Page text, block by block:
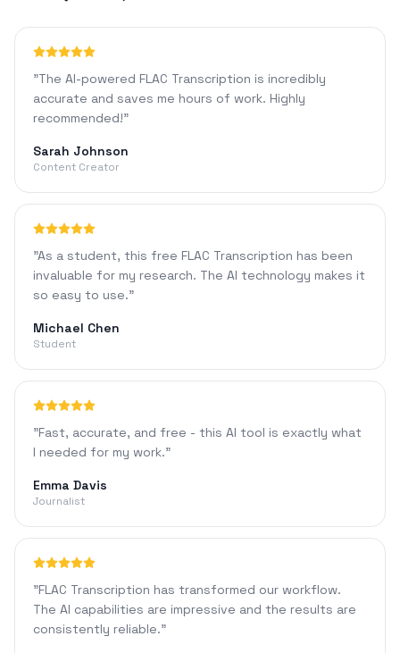
"The AI-powered FLAC Transcription is incredibly
accurate and saves me hours of work. Highly
recommended!"
Sarah Johnson
Content Creator
"As a student, this free FLAC Transcription has been
invaluable for my research. The AI technology makes it
so easy to use."
Michael Chen
Student
"Fast, accurate, and free - this AI tool is exactly what
I needed for my work."
Emma Davis
Journalist
"FLAC Transcription has transformed our workflow.
The AI capabilities are impressive and the results are
consistently reliable."